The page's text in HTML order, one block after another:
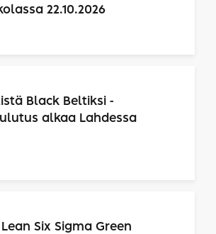
22.10.2026
Black Beltiksi -
alkaa Lahdessa
Six Sigma Green